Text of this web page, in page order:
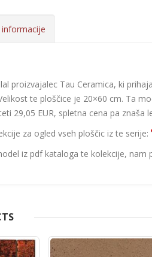
proizvajalec Tau Ceramica, ki
te ploščice je 20×60 cm. Ta
29,05 EUR, spletna cena pa znaša
za ogled vseh ploščic iz te serije:
iz pdf kataloga te kolekcije, nam